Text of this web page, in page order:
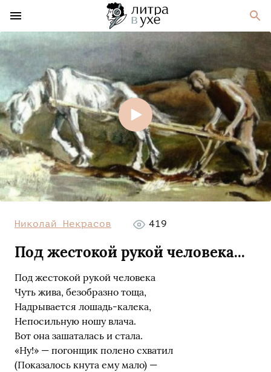
Николай Некрасов 419
Под жестокой рукой человека...
Под жестокой рукой человека
Чуть жива, безобразно тоща,
Надрывается лошадь-калека,
Непосильную ношу влача.
Вот она зашаталась и стала.
«Ну!» — погонщик полено схватил
(Показалось кнута ему мало) —